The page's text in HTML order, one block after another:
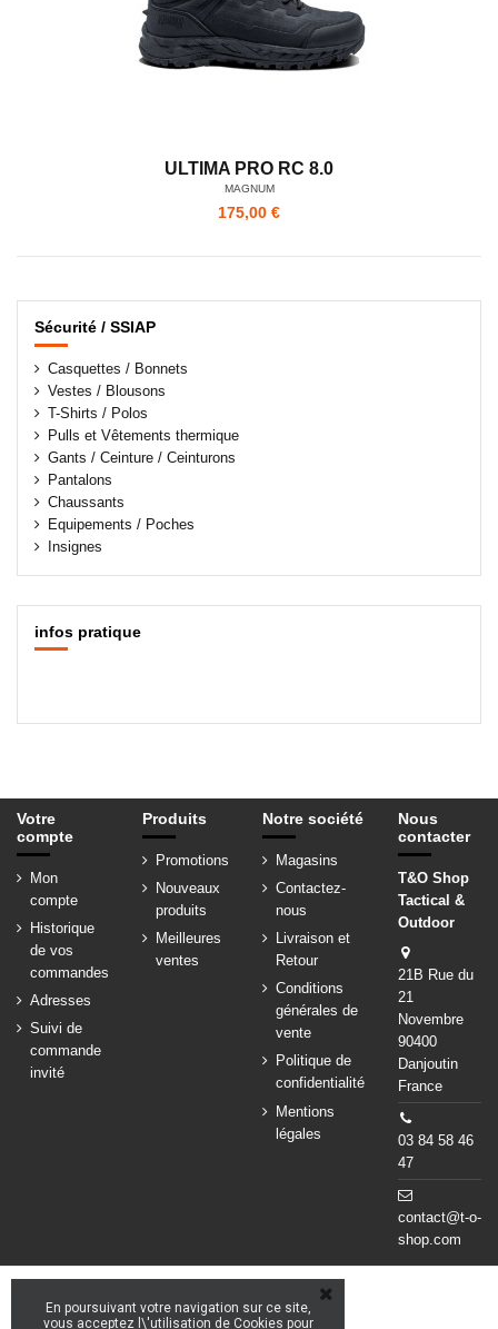
ULTIMA PRO RC 8.0
MAGNUM
175,00 €
Sécurité / SSIAP
Casquettes / Bonnets
Vestes / Blousons
T-Shirts / Polos
Pulls et Vêtements thermique
Gants / Ceinture / Ceinturons
Pantalons
Chaussants
Equipements / Poches
Insignes
infos pratique
Votre
compte
Mon
compte
Historique
de vos
commandes
Adresses
Suivi de
commande
invité
Produits
Promotions
Nouveaux
produits
Meilleures
ventes
Notre société
Magasins
Contactez-
nous
Livraison et
Retour
Conditions
générales de
vente
Politique de
confidentialité
Mentions
légales
Nous
contacter
T&O Shop
Tactical &
Outdoor
21B Rue du
21
Novembre
90400
Danjoutin
France
03 84 58 46
47
contact@t-o-
shop.com
En poursuivant votre navigation sur ce site,
vous acceptez l\'utilisation de Cookies pour